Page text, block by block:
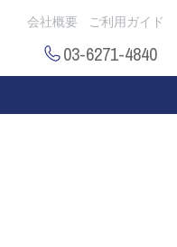
会社概要 ご利用ガイド
03-6271-4840